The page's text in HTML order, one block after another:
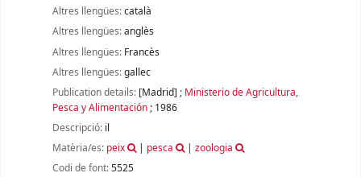
Altres llengües:català
Altres llengües:anglès
Altres llengües: Francès
Altres llengües:gallec
Publication details: [Madrid] ; Ministerio de Agricultura,
Pesca y Alimentación; 1986
Descripció: il
Matèria/es: peix | pesca |zoologia
Codi de font:5525